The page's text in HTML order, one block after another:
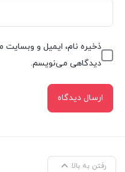
ذخیره نام، ایمیل و وبسایت
دیدگاهی می‌نویسم.
رفتن به بالا